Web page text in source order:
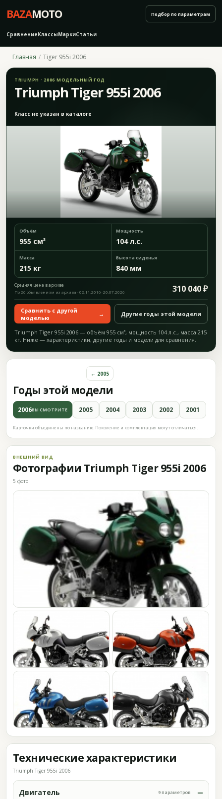
BAZAMOTO
СравнениеКлассыМаркиСтатьи
Подбор по параметрам
Главная Tiger 955i 2006
TRIUMPH · 2006 МОДЕЛЬНЫЙ ГОД
Triumph Tiger 955i 2006
Класс не указан в каталоге
Объём
955 см³
Мощность
104 л.с.
Масса
215 кг
Высота сиденья
840 мм
Средняя цена в архиве 310 040 ₽
По 26 объявлениям из архива · 02.11.2016–20.07.2026
Сравнить с другой
моделью
→ Другие годы этой модели
Triumph Tiger 955i 2006 — объём 955 см³, мощность 104 л.с., масса 215
кг. Ниже — характеристики, другие годы и модели для сравнения.
Годы этой модели
← 2005
2006ВЫ СМОТРИТЕ 2005 2004 2003 2002 2001
Карточки объединены по названию. Поколение и комплектация могут отличаться.
ВНЕШНИЙ ВИД
Фотографии Triumph Tiger 955i 2006
5 фото
Технические характеристики
Triumph Tiger 955i 2006
Двигатель 9 параметров